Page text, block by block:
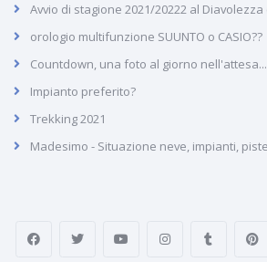
Avvio di stagione 2021/20222 al Diavolezza
orologio multifunzione SUUNTO o CASIO??
Countdown, una foto al giorno nell'attesa...
Impianto preferito?
Trekking 2021
Madesimo - Situazione neve, impianti, piste